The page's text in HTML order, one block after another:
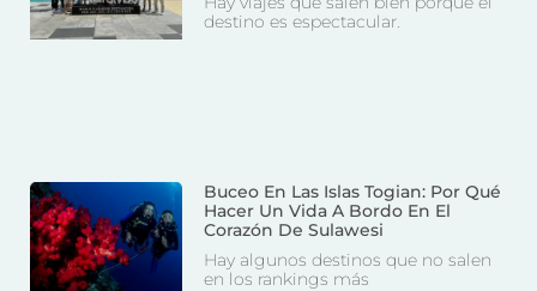
destino es espectacular.
Buceo En Las Islas Togian: Por Qué
Hacer Un Vida A Bordo En El
Corazón De Sulawesi
Hay algunos destinos que no salen
en los rankings más